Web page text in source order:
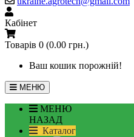
Кабінет
Товарів 0 (0.00 грн.)
Ваш кошик порожній!
МЕНЮ
МЕНЮ
НАЗАД
Каталог